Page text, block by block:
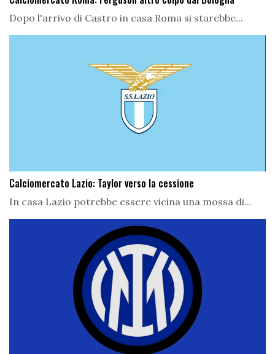
Dopo l'arrivo di Castro in casa Roma si starebbe...
Calciomercato Lazio: Taylor verso la cessione
In casa Lazio potrebbe essere vicina una mossa di...